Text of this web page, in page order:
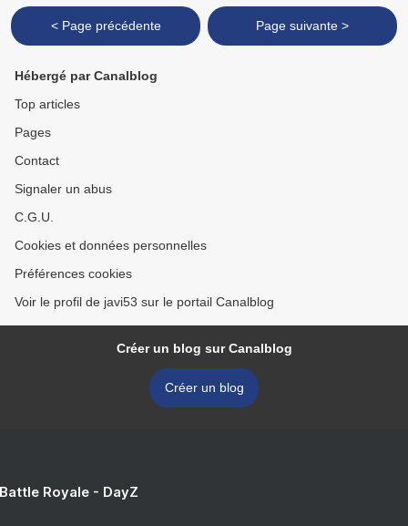
< Page précédente Page suivante >
Hébergé par Canalblog
Top articles
Pages
Contact
Signaler un abus
C.G.U.
Cookies et données personnelles
Préférences cookies
Voir le profil de javi53 sur le portail Canalblog
Créer un blog sur Canalblog
Créer un blog
Royale - DayZ